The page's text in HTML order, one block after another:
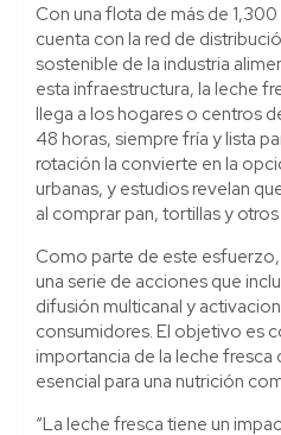
Con una flota de más de
cuenta con la red de
sostenible de la industria
esta infraestructura, la leche
llega a los hogares o centros
48 horas, siempre fría y lista
rotación la convierte en la
urbanas, y estudios revelan
al comprar pan, tortillas y
Como parte de este
una serie de acciones que
difusión multicanal y
consumidores. El objetivo es
importancia de la leche
esencial para una nutrición
“La leche fresca tiene un